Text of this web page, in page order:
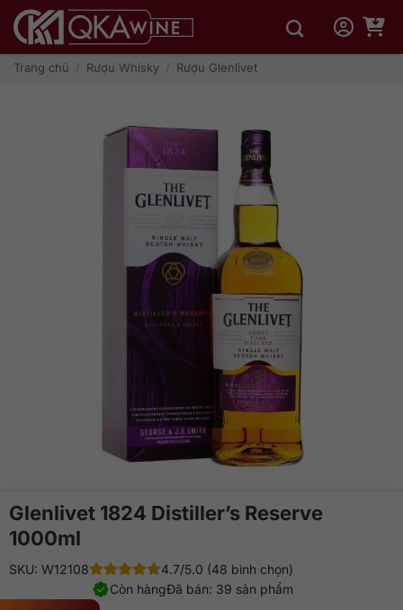
qua
dungTrang chủ / Rượu Whisky / Rượu Glenlivet
Glenlivet 1824 Distiller’s Reserve
1000ml
SKU: W12108
4.7/5.0 (48 bình chọn)
Đã bán: 39 sản phẩm
Còn hàng